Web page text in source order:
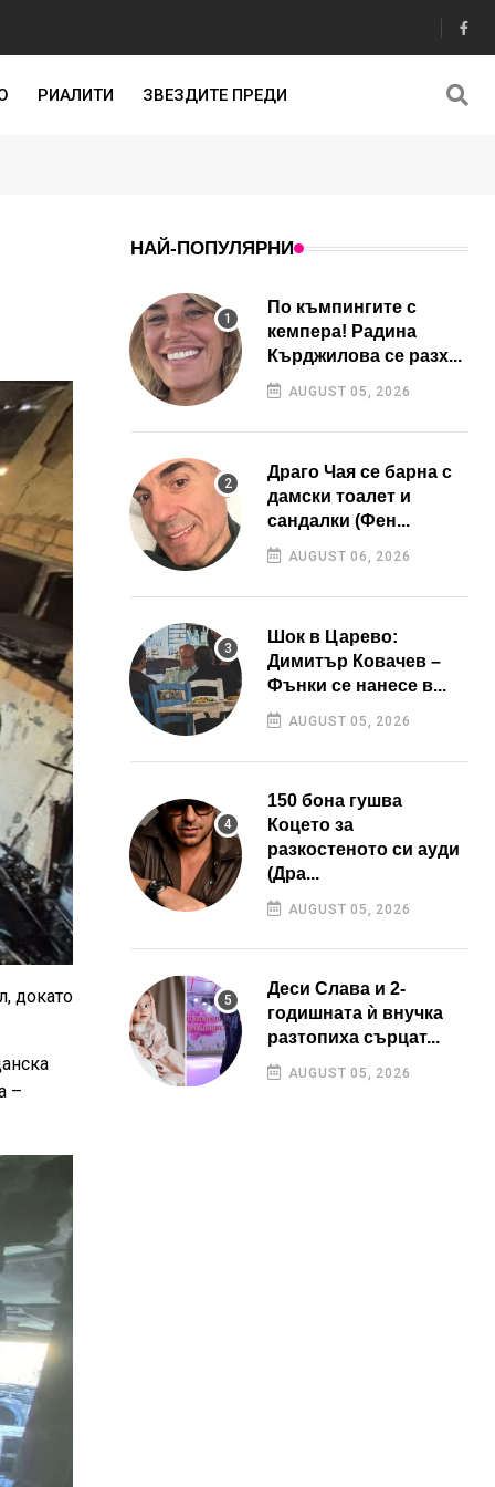
РИАЛИТИ ЗВЕЗДИТЕ ПРЕДИ
докато
–
НАЙ-ПОПУЛЯРНИ
По къмпингите с
кемпера! Радина
Кърджилова се разх...
AUGUST 05, 2026
Драго Чая се барна с
дамски тоалет и
сандалки (Фен...
AUGUST 06, 2026
Шок в Царево:
Димитър Ковачев –
Фънки се нанесе в...
AUGUST 05, 2026
150 бона гушва
Коцето за
разкостеното си ауди
(Дра...
AUGUST 05, 2026
Деси Слава и 2-
годишната ѝ внучка
разтопиха сърцат...
AUGUST 05, 2026